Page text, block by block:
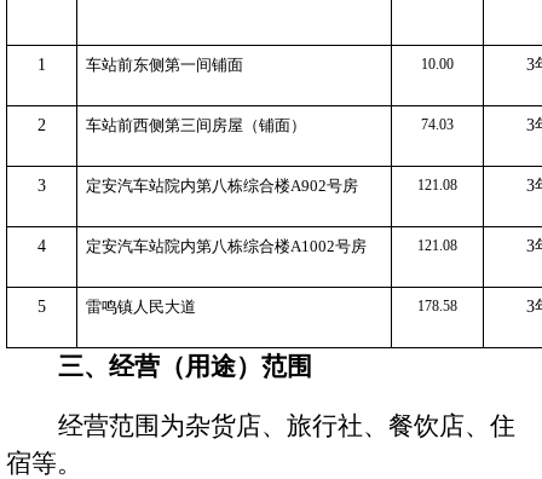
海汽
海汽
海汽
海汽
海汽
1 车站前东侧第一间铺面 10.00 3
2 车站前西侧第三间房屋（铺面） 74.03 3
3 定安汽车站院内第八栋综合楼A902号房 121.08 3
4 定安汽车站院内第八栋综合楼A1002号房 121.08 3
5 雷鸣镇人民大道 178.58 3
三、经营 （用途） 范围
经营范围为杂货店、旅行社、 餐饮店、 住
宿等。